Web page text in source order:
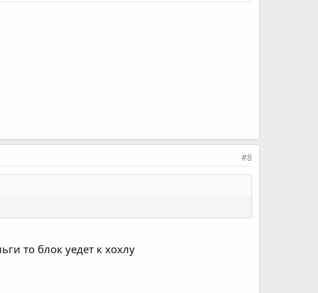
#8
то блок уедет к хохлу